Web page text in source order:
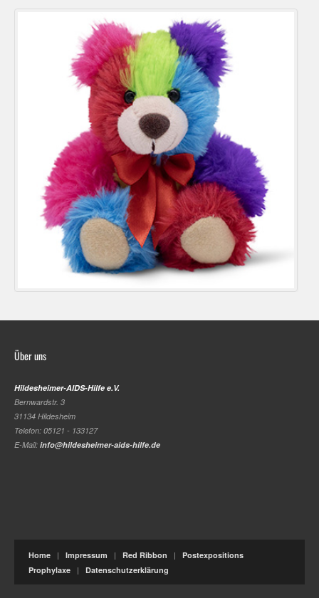
Über uns
Hildesheimer-AIDS-Hilfe e.V.
Bernwardstr. 3
31134 Hildesheim
Telefon: 05121 - 133127
E-Mail: info@hildesheimer-aids-hilfe.de
Home | Impressum | Red Ribbon | Postexpositions
Prophylaxe | Datenschutzerklärung